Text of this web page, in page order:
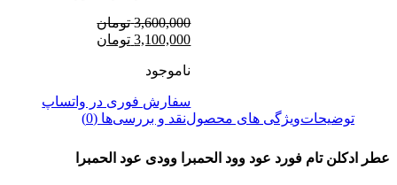
3,600,000 تومان
قیمت
3,100,000 تومانقیمت
ناموجود
سفارش فوری در واتساپ
توضیحاتویژگی های محصولنقد و بررسی‌ها (0)
عطر ادکلن تام فورد عود وود الحمبرا وودی عود الحمبرا